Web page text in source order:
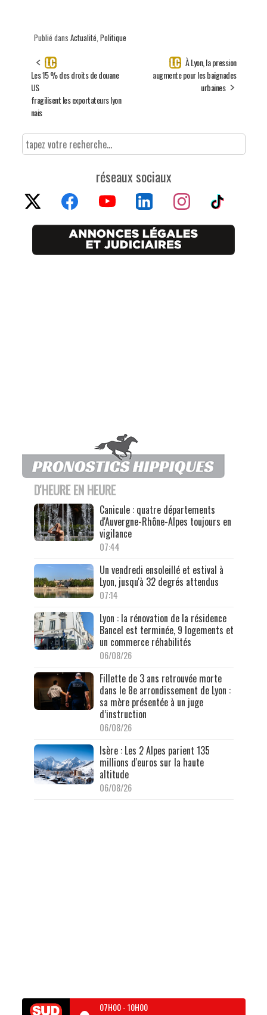
Publié dans Actualité, Politique
Les 15 % des droits de douane
US
fragilisent les exportateurs lyon
nais
À Lyon, la pression
augmente pour les baignades
urbaines
réseaux sociaux
D'HEURE EN HEURE
Canicule : quatre départements
d'Auvergne-Rhône-Alpes toujours en
vigilance
07:44
Un vendredi ensoleillé et estival à
Lyon, jusqu'à 32 degrés attendus
07:14
Lyon : la rénovation de la résidence
Bancel est terminée, 9 logements et
un commerce réhabilités
06/08/26
Fillette de 3 ans retrouvée morte
dans le 8e arrondissement de Lyon :
sa mère présentée à un juge
d’instruction
06/08/26
Isère : Les 2 Alpes parient 135
millions d'euros sur la haute
altitude
06/08/26
07H00-10H00